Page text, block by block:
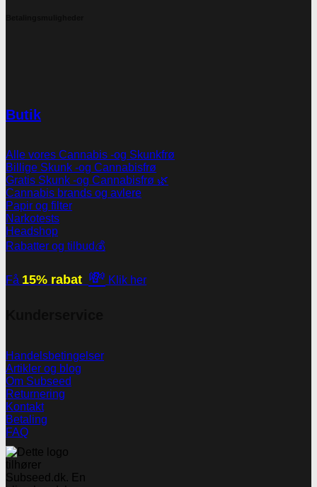
Butik
Alle vores Cannabis -og Skunkfrø
Billige Skunk -og Cannabisfrø
Gratis Skunk -og Cannabisfrø 🌿
Cannabis brands og avlere
Papir og filter
Narkotests
Headshop
Rabatter og tilbud💰
Få 15% rabat 💸 Klik her
Handelsbetingelser
Artikler og blog
Om Subseed
Returnering
Kontakt
Betaling
FAQ